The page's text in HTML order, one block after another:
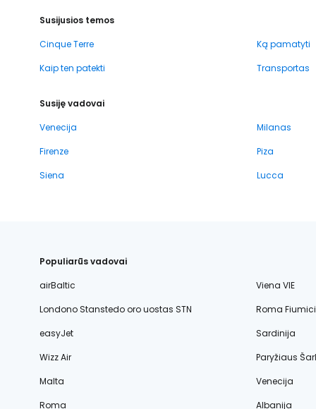
Susijusios temos
Cinque Terre
Ką pamatyti
Kaip ten patekti
Transportas
Susiję vadovai
Venecija
Milanas
Firenze
Piza
Siena
Lucca
Populiarūs vadovai
airBaltic
Viena VIE
Londono Stanstedo oro uostas STN
Roma
easyJet
Sardinija
Wizz Air
Paryžiaus
Malta
Venecija
Roma
Albanija